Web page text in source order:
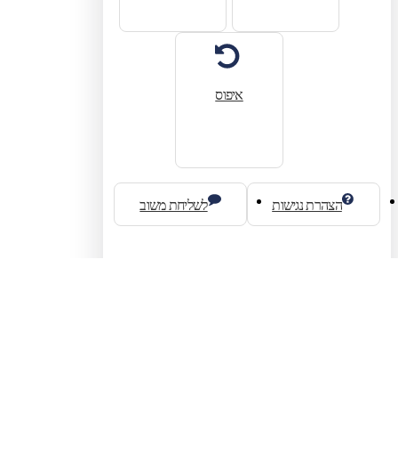
איפוס
הצהרת נגישות לשליחת משוב